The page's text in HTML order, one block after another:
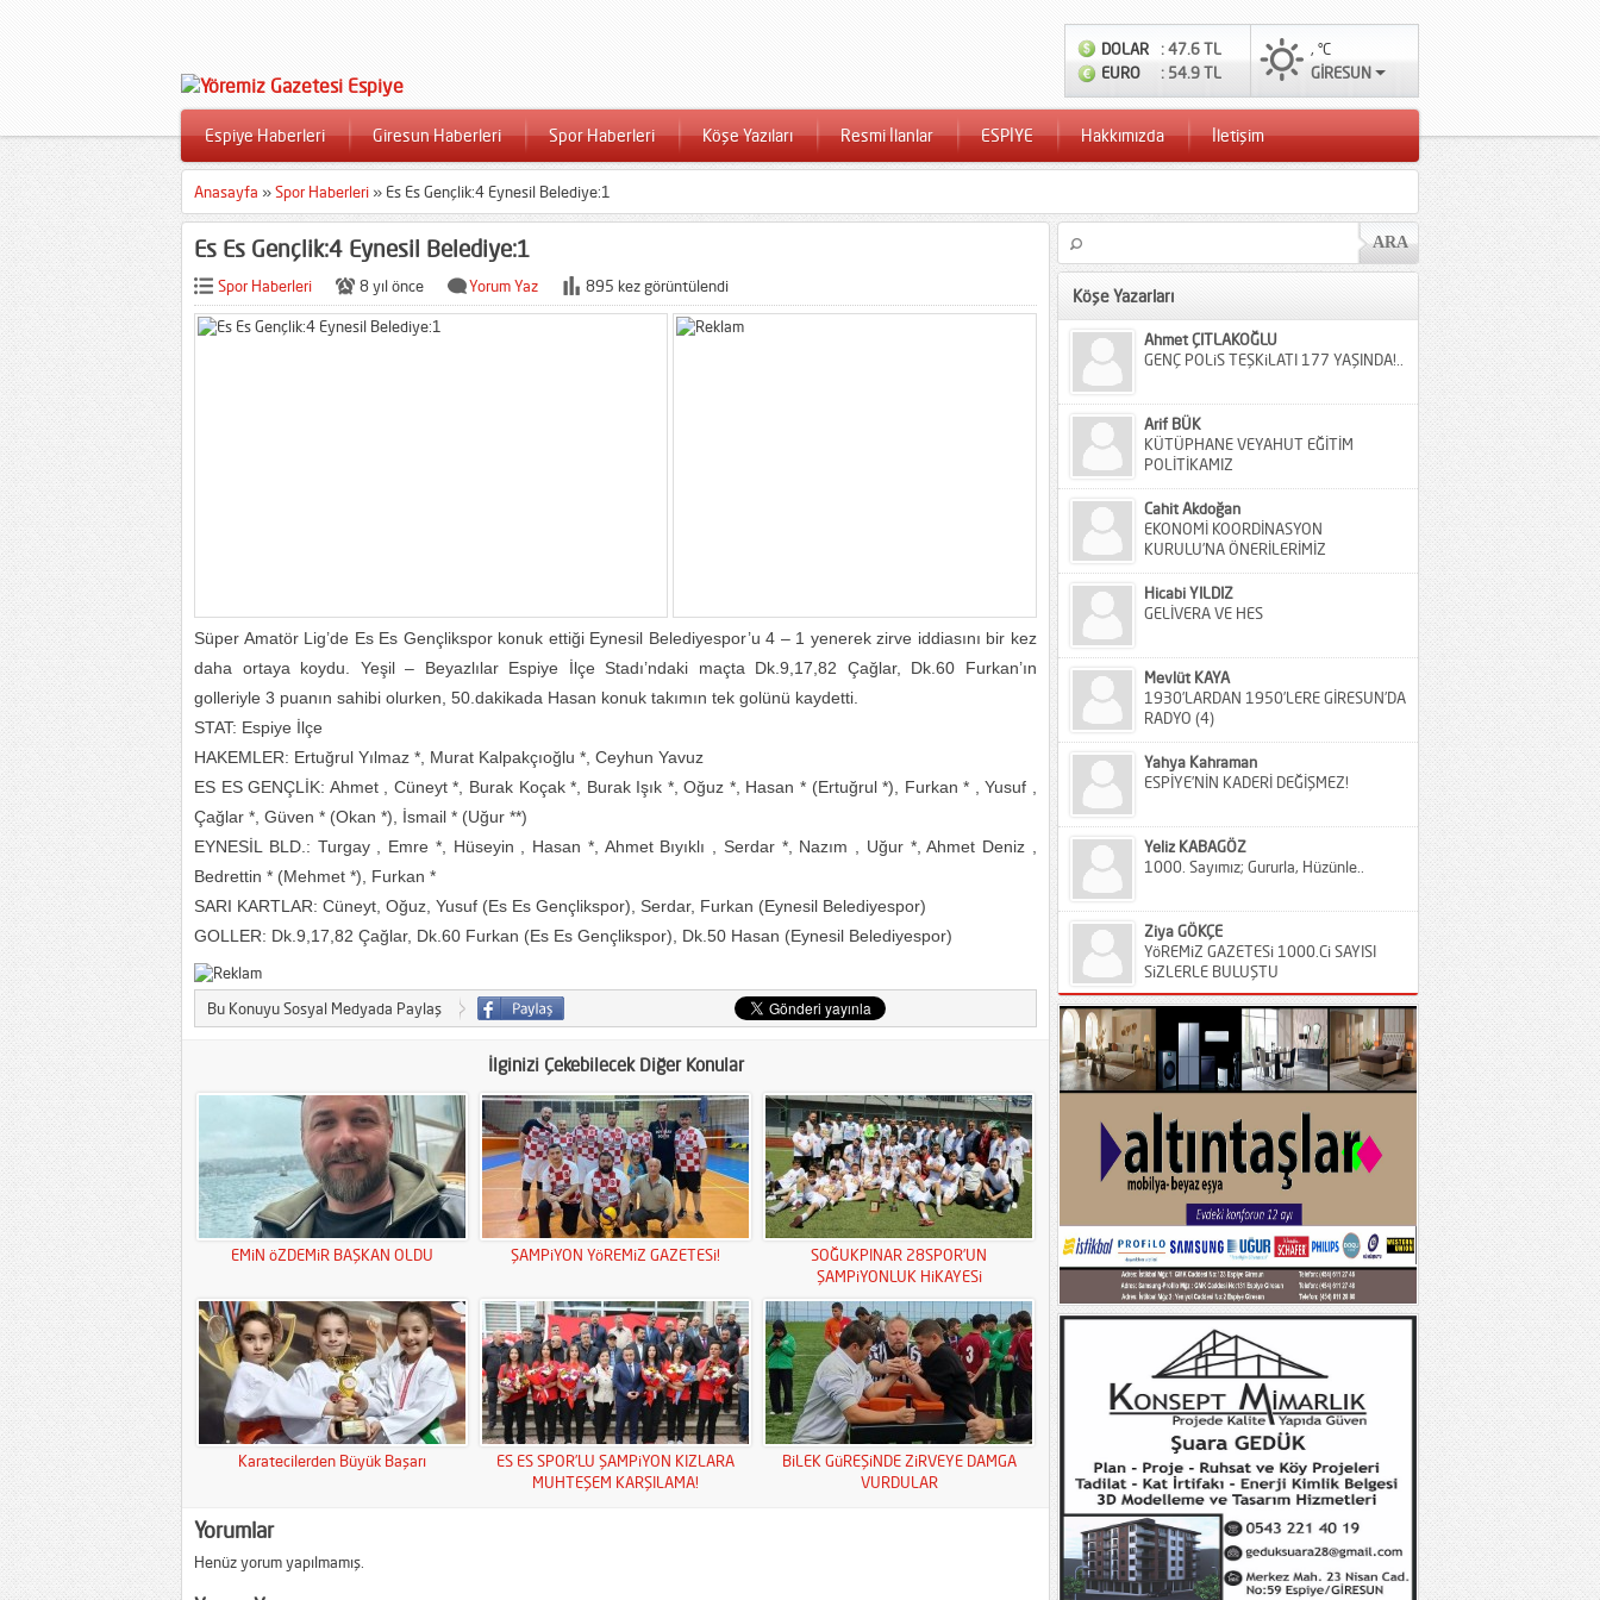
DOLAR
: 47.6 TL
EURO
: 54.9 TL
, °C
GİRESUN
Espiye Haberleri Giresun Haberleri Spor Haberleri Köşe Yazıları Resmi İlanlar ESPİYE Hakkımızda İletişim
Anasayfa »Spor Haberleri » Es Es Gençlik:4 Eynesil Belediye:1
Es Es Gençlik:4 Eynesil Belediye:1
Spor Haberleri 8 yıl önce Yorum Yaz 895 kez görüntülendi
Süper Amatör Lig’de Es Es Gençlikspor konuk ettiği Eynesil Belediyespor’u 4 – 1 yenerek zirve iddiasını bir kez
daha ortaya koydu. Yeşil – Beyazlılar Espiye İlçe Stadı’ndaki maçta Dk.9,17,82 Çağlar, Dk.60 Furkan’ın
golleriyle 3 puanın sahibi olurken, 50.dakikada Hasan konuk takımın tek golünü kaydetti.
STAT: Espiye İlçe
HAKEMLER: Ertuğrul Yılmaz *, Murat Kalpakçıoğlu *, Ceyhun Yavuz
ES ES GENÇLİK: Ahmet , Cüneyt *, Burak Koçak *, Burak Işık *, Oğuz *, Hasan * (Ertuğrul *), Furkan * , Yusuf ,
Çağlar *, Güven * (Okan *), İsmail * (Uğur **)
EYNESİL BLD.: Turgay , Emre *, Hüseyin , Hasan *, Ahmet Bıyıklı , Serdar *, Nazım , Uğur *, Ahmet Deniz ,
Bedrettin * (Mehmet *), Furkan *
SARI KARTLAR: Cüneyt, Oğuz, Yusuf (Es Es Gençlikspor), Serdar, Furkan (Eynesil Belediyespor)
GOLLER: Dk.9,17,82 Çağlar, Dk.60 Furkan (Es Es Gençlikspor), Dk.50 Hasan (Eynesil Belediyespor)
Bu Konuyu Sosyal Medyada Paylaş
İlginizi Çekebilecek Diğer Konular
EMiN öZDEMiR BAŞKAN OLDU ŞAMPiYON YöREMiZ GAZETESi!
SOĞUKPINAR 28SPOR’UN
ŞAMPiYONLUK HiKAYESi
Karatecilerden Büyük Başarı
ES ES SPOR’LU ŞAMPiYON KIZLARA
MUHTEŞEM KARŞILAMA!
BiLEK GüREŞiNDE ZiRVEYE DAMGA
VURDULAR
Yorumlar
Henüz yorum yapılmamış.
Köşe Yazarları
Ahmet ÇITLAKOĞLU
GENÇ POLiS TEŞKiLATI 177 YAŞINDA!..
Arif BÜK
KÜTÜPHANE VEYAHUT EĞİTİM
POLİTİKAMIZ
Cahit Akdoğan
EKONOMİ KOORDİNASYON
KURULU’NA ÖNERİLERİMİZ
Hicabi YILDIZ
GELİVERA VE HES
Mevlüt KAYA
1930’LARDAN 1950’LERE GİRESUN’DA
RADYO (4)
Yahya Kahraman
ESPİYE’NİN KADERİ DEĞİŞMEZ!
Yeliz KABAGÖZ
1000. Sayımız; Gururla, Hüzünle..
Ziya GÖKÇE
YöREMiZ GAZETESi 1000.Ci SAYISI
SiZLERLE BULUŞTU